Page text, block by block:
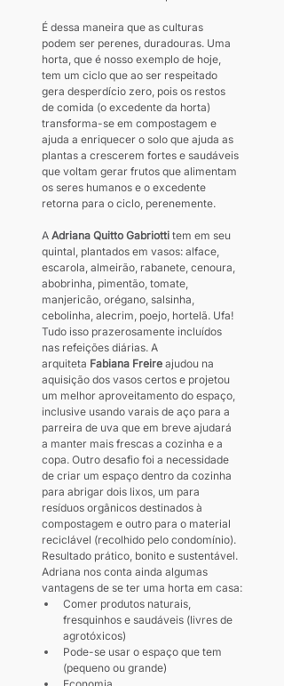
É dessa maneira que as culturas
podem ser perenes, duradouras. Uma
horta, que é nosso exemplo de hoje,
tem um ciclo que ao ser respeitado
gera desperdício zero, pois os restos
de comida (o excedente da horta)
transforma-se em compostagem e
ajuda a enriquecer o solo que ajuda as
plantas a crescerem fortes e saudáveis
que voltam gerar frutos que alimentam
os seres humanos e o excedente
retorna para o ciclo, perenemente.
A Adriana Quitto Gabriotti tem em seu
quintal, plantados em vasos: alface,
escarola, almeirão, rabanete, cenoura,
abobrinha, pimentão, tomate,
manjericão, orégano, salsinha,
cebolinha, alecrim, poejo, hortelã. Ufa!
Tudo isso prazerosamente incluídos
nas refeições diárias. A
arquiteta Fabiana Freire ajudou na
aquisição dos vasos certos e projetou
um melhor aproveitamento do espaço,
inclusive usando varais de aço para a
parreira de uva que em breve ajudará
a manter mais frescas a cozinha e a
copa. Outro desafio foi a necessidade
de criar um espaço dentro da cozinha
para abrigar dois lixos, um para
resíduos orgânicos destinados à
compostagem e outro para o material
reciclável (recolhido pelo condomínio).
Resultado prático, bonito e sustentável.
Adriana nos conta ainda algumas
vantagens de se ter uma horta em casa:
Comer produtos naturais,
fresquinhos e saudáveis (livres de
agrotóxicos)
Pode-se usar o espaço que tem
(pequeno ou grande)